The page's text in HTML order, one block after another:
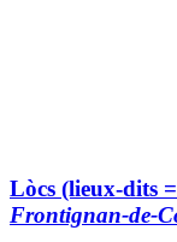
Lòcs (lieux-dits
Frontignan-de-